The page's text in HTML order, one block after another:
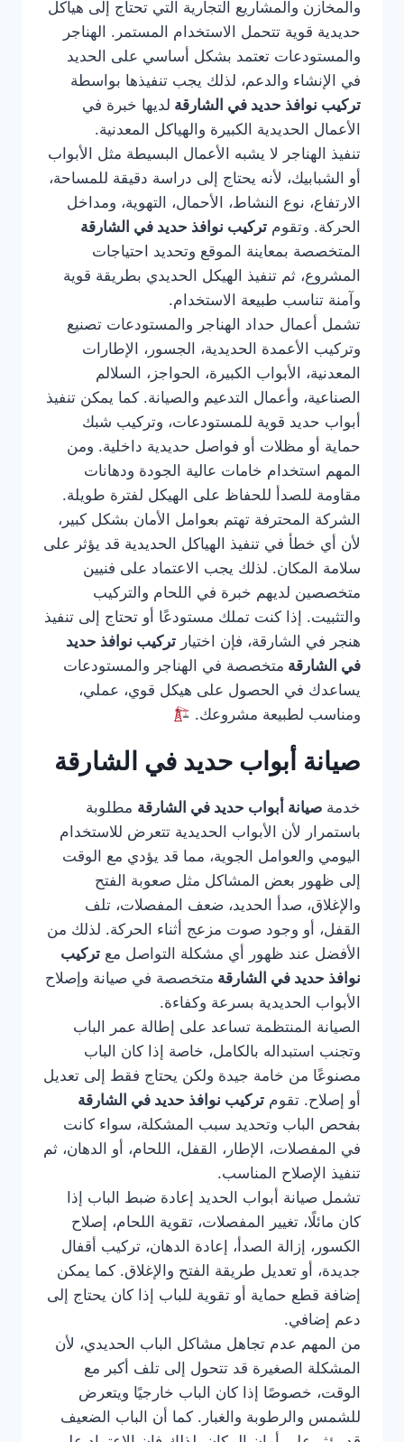
والمخازن والمشاريع التجارية التي تحتاج إلى هياكل
حديدية قوية تتحمل الاستخدام المستمر. الهناجر
والمستودعات تعتمد بشكل أساسي على الحديد
في الإنشاء والدعم، لذلك يجب تنفيذها بواسطة
تركيب نوافذ حديد في الشارقة لديها خبرة في
الأعمال الحديدية الكبيرة والهياكل المعدنية.
تنفيذ الهناجر لا يشبه الأعمال البسيطة مثل الأبواب
أو الشبابيك، لأنه يحتاج إلى دراسة دقيقة للمساحة،
الارتفاع، نوع النشاط، الأحمال، التهوية، ومداخل
الحركة. وتقوم تركيب نوافذ حديد في الشارقة
المتخصصة بمعاينة الموقع وتحديد احتياجات
المشروع، ثم تنفيذ الهيكل الحديدي بطريقة قوية
وآمنة تناسب طبيعة الاستخدام.
تشمل أعمال حداد الهناجر والمستودعات تصنيع
وتركيب الأعمدة الحديدية، الجسور، الإطارات
المعدنية، الأبواب الكبيرة، الحواجز، السلالم
الصناعية، وأعمال التدعيم والصيانة. كما يمكن تنفيذ
أبواب حديد قوية للمستودعات، وتركيب شبك
حماية أو مظلات أو فواصل حديدية داخلية. ومن
المهم استخدام خامات عالية الجودة ودهانات
مقاومة للصدأ للحفاظ على الهيكل لفترة طويلة.
الشركة المحترفة تهتم بعوامل الأمان بشكل كبير،
لأن أي خطأ في تنفيذ الهياكل الحديدية قد يؤثر على
سلامة المكان. لذلك يجب الاعتماد على فنيين
متخصصين لديهم خبرة في اللحام والتركيب
والتثبيت. إذا كنت تملك مستودعًا أو تحتاج إلى تنفيذ
هنجر في الشارقة، فإن اختيار تركيب نوافذ حديد
في الشارقة متخصصة في الهناجر والمستودعات
يساعدك في الحصول على هيكل قوي، عملي،
ومناسب لطبيعة مشروعك.
صيانة أبواب حديد في الشارقة
خدمة صيانة أبواب حديد في الشارقة مطلوبة
باستمرار لأن الأبواب الحديدية تتعرض للاستخدام
اليومي والعوامل الجوية، مما قد يؤدي مع الوقت
إلى ظهور بعض المشاكل مثل صعوبة الفتح
والإغلاق، صدأ الحديد، ضعف المفصلات، تلف
القفل، أو وجود صوت مزعج أثناء الحركة. لذلك من
الأفضل عند ظهور أي مشكلة التواصل مع تركيب
نوافذ حديد في الشارقة متخصصة في صيانة وإصلاح
الأبواب الحديدية بسرعة وكفاءة.
الصيانة المنتظمة تساعد على إطالة عمر الباب
وتجنب استبداله بالكامل، خاصة إذا كان الباب
مصنوعًا من خامة جيدة ولكن يحتاج فقط إلى تعديل
أو إصلاح. تقوم تركيب نوافذ حديد في الشارقة
بفحص الباب وتحديد سبب المشكلة، سواء كانت
في المفصلات، الإطار، القفل، اللحام، أو الدهان، ثم
تنفيذ الإصلاح المناسب.
تشمل صيانة أبواب الحديد إعادة ضبط الباب إذا
كان مائلًا، تغيير المفصلات، تقوية اللحام، إصلاح
الكسور، إزالة الصدأ، إعادة الدهان، تركيب أقفال
جديدة، أو تعديل طريقة الفتح والإغلاق. كما يمكن
إضافة قطع حماية أو تقوية للباب إذا كان يحتاج إلى
دعم إضافي.
من المهم عدم تجاهل مشاكل الباب الحديدي، لأن
المشكلة الصغيرة قد تتحول إلى تلف أكبر مع
الوقت، خصوصًا إذا كان الباب خارجيًا ويتعرض
للشمس والرطوبة والغبار. كما أن الباب الضعيف